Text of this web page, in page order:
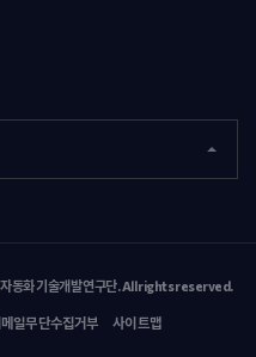
동화 기술개발 연구단. All rights reserved.
일무단수집거부 사이트맵